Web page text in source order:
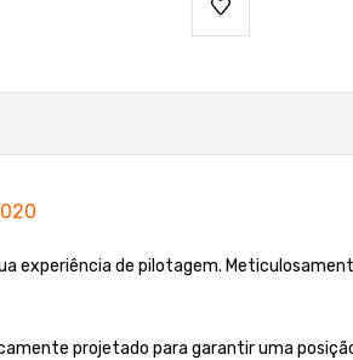
experiência de pilotagem.
projetado para garantir uma